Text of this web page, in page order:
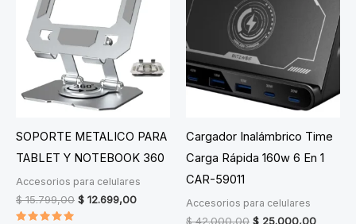
SOPORTE METALICO PARA
TABLET Y NOTEBOOK 360
Accesorios para celulares
$15.799,00 Original
$ 12.699,00Current
Cargador Inalámbrico Time
Carga Rápida 160w 6 En 1
CAR-59011
Accesorios para celulares
$42.000,00 Original
$ 25.000,00Current